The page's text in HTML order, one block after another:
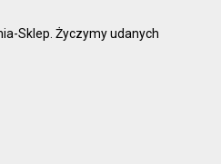
Sklep. Życzymy udanych